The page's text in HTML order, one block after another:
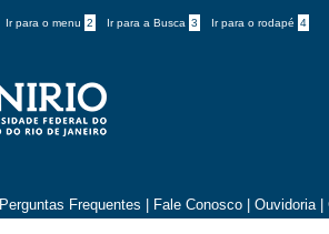
Ir para o menu 2 Ir para a Busca 3 Ir para o rodapé 4
Perguntas Frequentes Fale Conosco Ouvidoria